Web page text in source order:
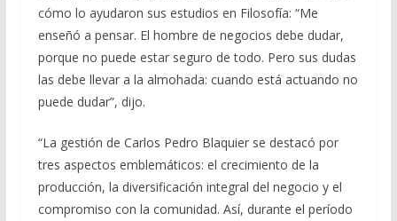
cómo lo ayudaron sus estudios en Filosofía: “Me
enseñó a pensar. El hombre de negocios debe dudar,
porque no puede estar seguro de todo. Pero sus dudas
las debe llevar a la almohada: cuando está actuando no
puede dudar”, dijo.
“La gestión de Carlos Pedro Blaquier se destacó por
tres aspectos emblemáticos: el crecimiento de la
producción, la diversificación integral del negocio y el
compromiso con la comunidad. Así, durante el período